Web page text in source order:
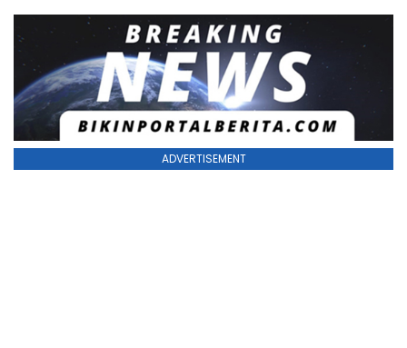
ADVERTISEMENT